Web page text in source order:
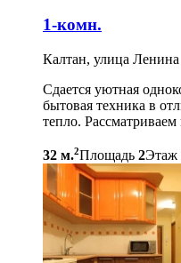
1-комн.
Калтан, улица Ленина
Сдается уютная
бытовая техника в
тепло.
32 м.2Площадь 2Этаж